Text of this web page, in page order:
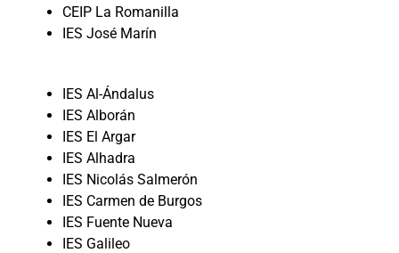
CEIP La Romanilla
IES José Marín
IES Al-Ándalus
IES Alborán
IES El Argar
IES Alhadra
IES Nicolás Salmerón
IES Carmen de Burgos
IES Fuente Nueva
IES Galileo